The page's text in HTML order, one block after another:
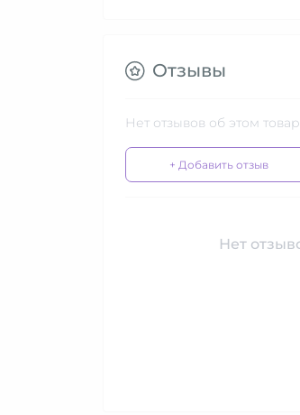
Отзывы
Нет отзывов об этом
+ Добавить отзыв
Нет